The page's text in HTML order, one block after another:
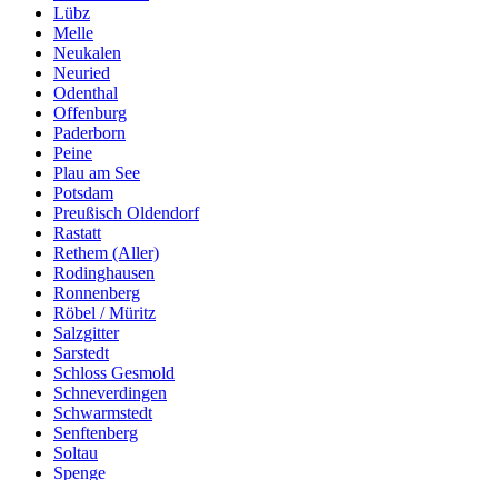
Lübz
Melle
Neukalen
Neuried
Odenthal
Offenburg
Paderborn
Peine
Plau am See
Potsdam
Preußisch Oldendorf
Rastatt
Rethem (Aller)
Rodinghausen
Ronnenberg
Röbel / Müritz
Salzgitter
Sarstedt
Schloss Gesmold
Schneverdingen
Schwarmstedt
Senftenberg
Soltau
Spenge